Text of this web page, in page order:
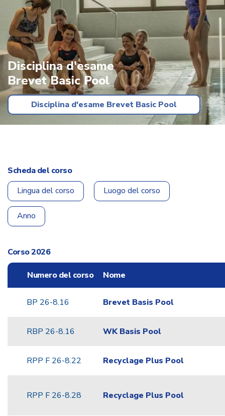
Disciplina d'esame
Brevet Basic Pool
Disciplina d'esame Brevet Basic Pool
Scheda del corso
Lingua del corso
Luogo del corso
Anno
Corso 2026
Numero del corso Nome
BP 26-8.16 Brevet Basis Pool
RBP 26-8.16 WK Basis Pool
RPP F 26-8.22 Recyclage Plus Pool
RPP F 26-8.28 Recyclage Plus Pool